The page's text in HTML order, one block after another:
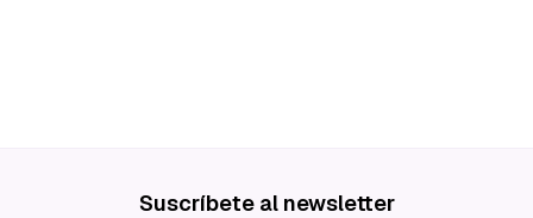
Suscríbete al newsletter